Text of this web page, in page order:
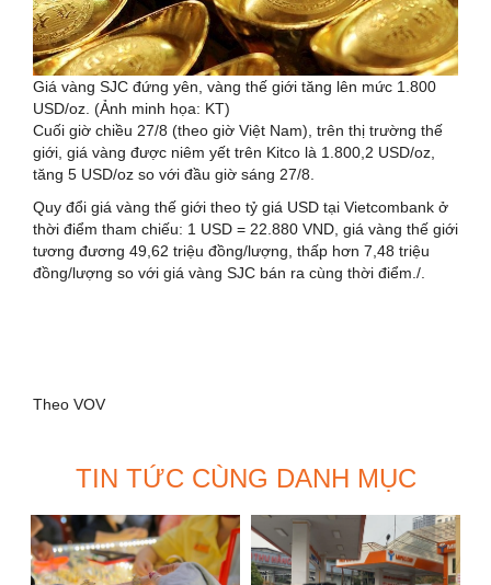
Giá vàng SJC đứng yên, vàng thế giới tăng lên mức 1.800
USD/oz. (Ảnh minh họa: KT)
Cuối giờ chiều 27/8 (theo giờ Việt Nam), trên thị trường thế
giới, giá vàng được niêm yết trên Kitco là 1.800,2 USD/oz,
tăng 5 USD/oz so với đầu giờ sáng 27/8.
Quy đổi giá vàng thế giới theo tỷ giá USD tại Vietcombank ở
thời điểm tham chiếu: 1 USD = 22.880 VND, giá vàng thế giới
tương đương 49,62 triệu đồng/lượng, thấp hơn 7,48 triệu
đồng/lượng so với giá vàng SJC bán ra cùng thời điểm./.
Theo VOV
TIN TỨC CÙNG DANH MỤC